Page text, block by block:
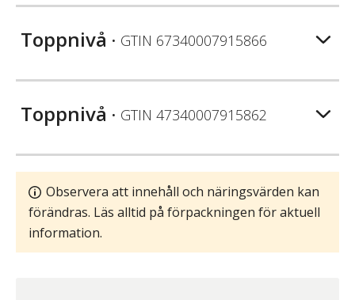
Toppnivå • GTIN 67340007915866
Toppnivå • GTIN 47340007915862
Observera att innehåll och näringsvärden kan
förändras. Läs alltid på förpackningen för aktuell
information.